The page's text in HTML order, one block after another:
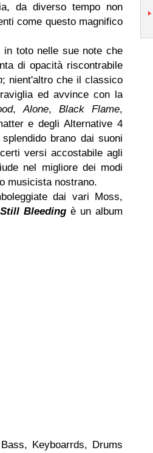
da diverso tempo non
come questo magnifico
in toto nelle sue note che
di opacità riscontrabile
; nient'altro che il classico
ed avvince con la
,Alone, Black Flame,
e degli Alternative 4
splendido brano dai suoni
versi accostabile agli
nel migliore dei modi
musicista nostrano.
dai vari Moss,
Still Bleeding è un album
Keyboarrds, Drums